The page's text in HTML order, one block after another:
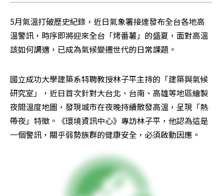
5月氣溫打破歷史紀錄，近日氣象署接連發布全台各地高
溫警訊，時序即將迎來全台「烤番薯」的盛夏，面對高溫
該如何調適，已成為氣候變遷世代的日常課題。
國立成功大學建築系特聘教授林子平主持的「建築與氣候
研究室」，近日首次針對大台北、台南、高雄等地區繪製
夜間溫度地圖，發現城市在夜晚持續散發高溫，呈現「熱
帶夜」特徵。《環境資訊中心》專訪林子平，他認為這是
一個警訊，關乎弱勢族群的健康安全，必須啟動因應。